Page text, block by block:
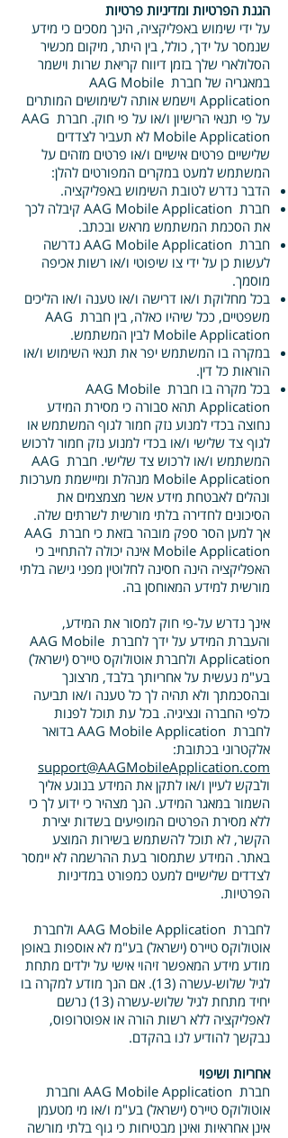
הגנת הפרטיות ומדיניות פרטיות
על ידי שימוש באפליקציה, הינך מסכים כי מידע
שנמסר על ידך, כולל, בין היתר, מיקום מכשיר
הסלולארי שלך בזמן דיווח קריאת שרות וישמר
במאגריה של חברת AAG Mobile
Application וישמש אותה לשימושים המותרים
על פי תנאי הרישיון ו/או על פי חוק. חברת AAG
Mobile Application לא תעביר לצדדים
שלישיים פרטים אישיים ו/או פרטים מזהים על
המשתמש למעט במקרים המפורטים להלן:
הדבר נדרש לטובת השימוש באפליקציה.
חברת AAG Mobile Application קיבלה לכך
את הסכמת המשתמש מראש ובכתב.
חברת AAG Mobile Application נדרשה
לעשות כן על ידי צו שיפוטי ו/או רשות אכיפה
מוסמך.
בכל מחלוקת ו/או דרישה ו/או טענה ו/או הליכים
משפטיים, ככל שיהיו כאלה, בין חברת AAG
Mobile Application לבין המשתמש.
במקרה בו המשתמש יפר את תנאי השימוש ו/או
הוראות כל דין.
בכל מקרה בו חברת AAG Mobile
Application תהא סבורה כי מסירת המידע
נחוצה בכדי למנוע נזק חמור לגוף המשתמש או
לגוף צד שלישי ו/או בכדי למנוע נזק חמור לרכוש
המשתמש ו/או לרכוש צד שלישי.
חברת AAG
Mobile Application מנהלת ומיישמת מערכות
ונהלים לאבטחת מידע אשר מצמצמים את
הסיכונים לחדירה בלתי מורשית לשרתים שלה.
אך למען הסר ספק מובהר בזאת כי חברת AAG
Mobile Application אינה יכולה להתחייב כי
האפליקציה הינה חסינה לחלוטין מפני גישה בלתי
מורשית למידע המאוחסן בה.
אינך נדרש על-פי חוק למסור את המידע,
והעברת המידע על ידך לחברת AAG Mobile
Application ולחברת אוטולוקס טיירס (ישראל)
בע"מ נעשית על אחריותך בלבד, מרצונך
ובהסכמתך ולא תהיה לך כל טענה ו/או תביעה
כלפי החברה ונציגיה. בכל עת תוכל לפנות
לחברת AAG Mobile Application בדואר
אלקטרוני בכתובת:
support@AAGMobileApplication.com
ולבקש לעיין ו/או לתקן את המידע בנוגע אליך
השמור במאגר המידע. הנך מצהיר כי ידוע לך כי
ללא מסירת הפרטים המופיעים בשדות יצירת
הקשר, לא תוכל להשתמש בשירות המוצע
באתר. המידע שתמסור בעת ההרשמה לא יימסר
לצדדים שלישיים למעט כמפורט במדיניות
הפרטיות.
לחברת AAG Mobile Application ולחברת
אוטולוקס טיירס (ישראל) בע"מ לא אוספות באופן
מודע מידע המאפשר זיהוי אישי על ילדים מתחת
לגיל שלוש-עשרה (13). אם הנך מודע למקרה בו
יחיד מתחת לגיל שלוש-עשרה (13) נרשם
לאפליקציה ללא רשות הורה או אפוטרופוס,
נבקשך להודיע לנו בהקדם.
אחריות ושיפוי
חברת AAG Mobile Application וחברת
אוטולוקס טיירס (ישראל) בע"מ ו/או מי מטעמן
אינן אחראיות ואינן מבטיחות כי גוף בלתי מורשה